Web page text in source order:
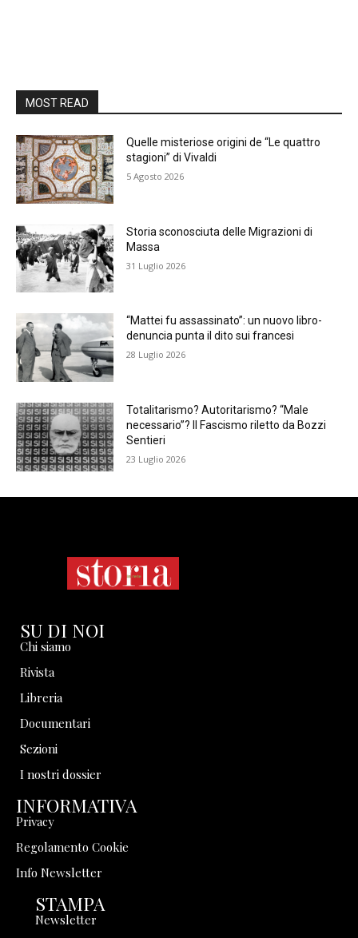
MOST READ
Quelle misteriose origini de “Le quattro
stagioni” di Vivaldi
5 Agosto 2026
Storia sconosciuta delle Migrazioni di
Massa
31 Luglio 2026
“Mattei fu assassinato”: un nuovo libro-
denuncia punta il dito sui francesi
28 Luglio 2026
Totalitarismo? Autoritarismo? “Male
necessario”? Il Fascismo riletto da Bozzi
Sentieri
23 Luglio 2026
SU DI NOI
Chi siamo
Rivista
Libreria
Documentari
Sezioni
I nostri dossier
INFORMATIVA
Privacy
Regolamento Cookie
Info Newsletter
STAMPA
Newsletter